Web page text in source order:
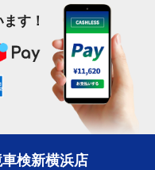
す！
検新横浜店